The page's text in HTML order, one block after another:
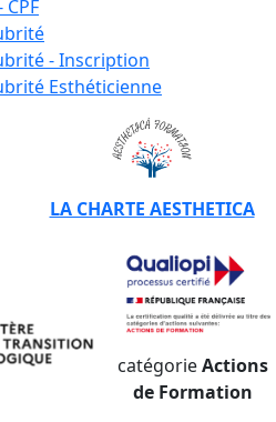
CPF
- Inscription
Esthéticienne
LA CHARTE AESTHETICA
catégorieActions
de Formation